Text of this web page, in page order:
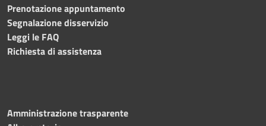
Prenotazione appuntamento
Segnalazione disservizio
Leggi le FAQ
Richiesta di assistenza
Amministrazione trasparente